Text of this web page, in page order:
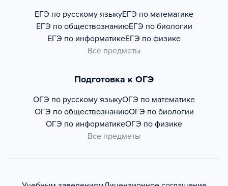
ЕГЭ по русскому языкуЕГЭ по математике
ЕГЭ по обществознаниюЕГЭ по биологии
ЕГЭ по информатикеЕГЭ по физике
Все предметы
Подготовка к ОГЭ
ОГЭ по русскому языкуОГЭ по математике
ОГЭ по обществознаниюОГЭ по биологии
ОГЭ по информатикеОГЭ по физике
Все предметы